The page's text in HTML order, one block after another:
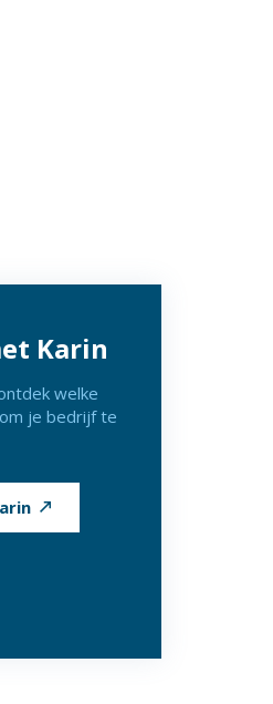
Karin
welke
je bedrijf te